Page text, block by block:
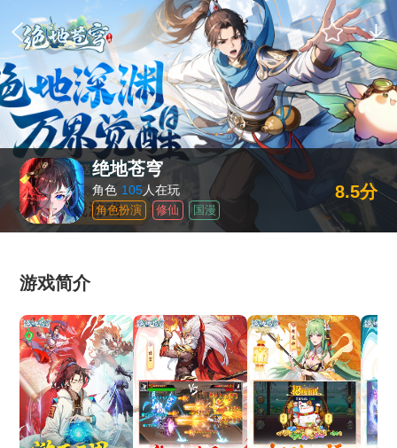
绝地苍穹
角色 105人在玩
角色扮演 修仙 国漫
8.5分
游戏简介